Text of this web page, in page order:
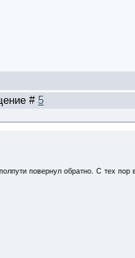
# 5
повернул обратно. С тех пор